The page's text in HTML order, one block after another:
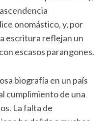
onomástico, y, por
escritura reflejan un
escasos parangones.
biografía en un país
cumplimiento de una
La falta de